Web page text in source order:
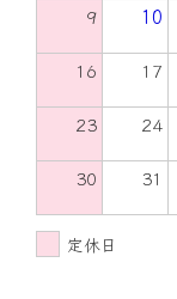
9 10
16 17
23 24
30 31
定休日